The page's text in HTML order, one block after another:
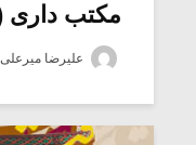
مکتب داری
علیرضا